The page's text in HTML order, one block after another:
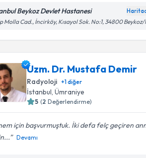
Beykoz Devlet Hastanesi
Molla Cad., İncirköy, Kısayol Sok. No:1, 34800
Uzm. Dr. Mustafa Demir
Radyoloji +1diğer
İstanbul , Ümraniye
5 (2 Değerlendirme)
için başvurmuştuk. İki defa felç geçiren
Devamı